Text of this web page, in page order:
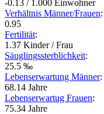
-0.13 / 1.000 Einwohner
Verhältnis Männer/Frauen:
0.95
Fertilität:
1.37 Kinder / Frau
Säuglingssterblichkeit:
25.5 ‰
Lebenserwartung Männer:
68.14 Jahre
Lebenserwartug Frauen:
75.34 Jahre